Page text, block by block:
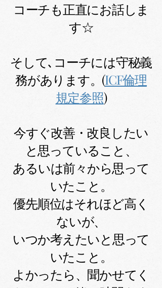
コーチも正直にお話しま
す☆
そして､コーチには守秘義
務があります。 (ICF倫理
規定参照)
今すぐ改善・改良したい
と思っていること、
あるいは前々から思って
いたこと。
優先順位はそれほど高く
ないが、
いつか考えたいと思って
いたこと。
よかったら、聞かせてく